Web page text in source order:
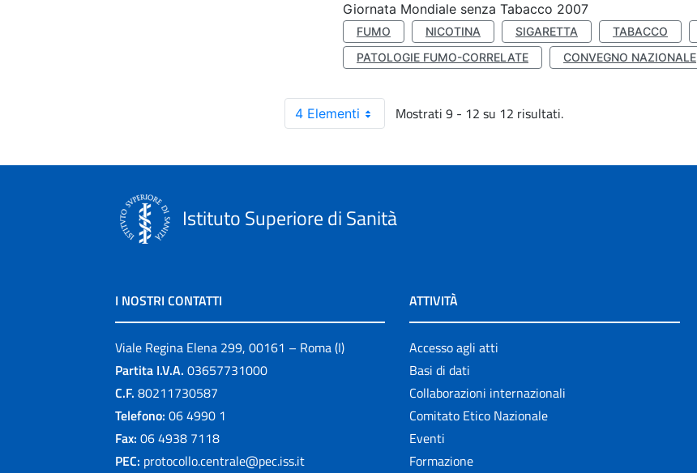
Giornata Mondiale senza Tabacco 2007
FUMO NICOTINA SIGARETTA TABACCO
PATOLOGIE FUMO-CORRELATE
CONVEGNO NAZIONALE
4 Elementi Mostrati 9 - 12 su 12 risultati.
Istituto Superiore di Sanità
I NOSTRI CONTATTI
Viale Regina Elena 299, 00161 – Roma (I)
Partita I.V.A. 03657731000
C.F. 80211730587
Telefono: 06 4990 1
Fax: 06 4938 7118
PEC: protocollo.centrale@pec.iss.it
ATTIVITÀ
Accesso agli atti
Basi di dati
Collaborazioni internazionali
Comitato Etico Nazionale
Eventi
Formazione